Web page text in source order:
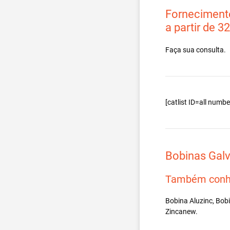
a partir de
Faça sua consulta.
[catlist ID=all
Bobinas
Também
Bobina Aluzinc,
Zincanew.